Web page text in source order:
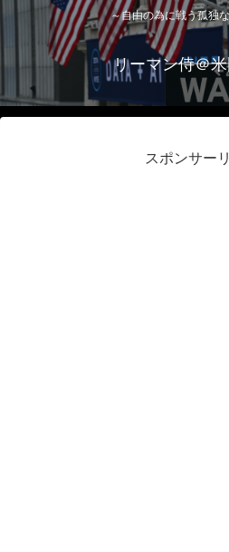
～自由の為に戦う孤独
リーマン侍＠
スポンサー